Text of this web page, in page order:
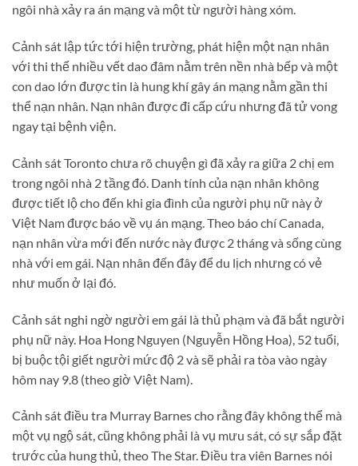
ngôi nhà xảy ra án mạng và một từ người hàng xóm.
Cảnh sát lập tức tới hiện trường, phát hiện một nạn nhân
với thi thể nhiều vết dao đâm nằm trên nền nhà bếp và một
con dao lớn được tin là hung khí gây án mạng nằm gần thi
thể nạn nhân. Nạn nhân được đi cấp cứu nhưng đã tử vong
ngay tại bệnh viện.
Cảnh sát Toronto chưa rõ chuyện gì đã xảy ra giữa 2 chị em
trong ngôi nhà 2 tầng đó. Danh tính của nạn nhân không
được tiết lộ cho đến khi gia đình của người phụ nữ này ở
Việt Nam được báo về vụ án mạng. Theo báo chí Canada,
nạn nhân vừa mới đến nước này được 2 tháng và sống cùng
nhà với em gái. Nạn nhân đến đây để du lịch nhưng có vẻ
như muốn ở lại đó.
Cảnh sát nghi ngờ người em gái là thủ phạm và đã bắt người
phụ nữ này. Hoa Hong Nguyen (Nguyễn Hồng Hoa), 52 tuổi,
bị buộc tội giết người mức độ 2 và sẽ phải ra tòa vào ngày
hôm nay 9.8 (theo giờ Việt Nam).
Cảnh sát điều tra Murray Barnes cho rằng đây không thể mà
một vụ ngộ sát, cũng không phải là vụ mưu sát, có sự sắp đặt
trước của hung thủ, theo The Star. Điều tra viên Barnes nói